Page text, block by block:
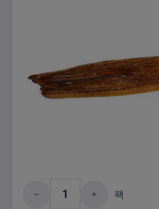
제품 수량: 원하는
팩